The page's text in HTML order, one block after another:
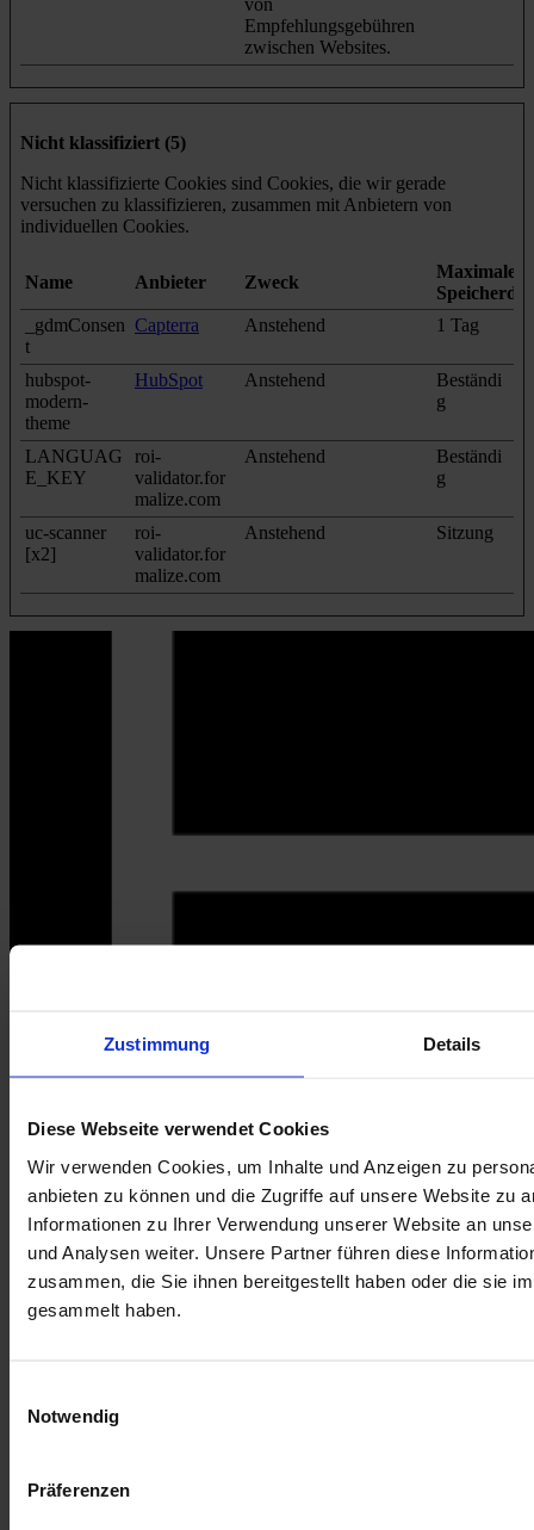
Zustimmung Details
Diese Webseite verwendet Cookies
Wir verwenden Cookies, um Inhalte und Anzeigen zu
anbieten zu können und die Zugriffe auf unsere Website zu
Informationen zu Ihrer Verwendung unserer Website an
und Analysen weiter. Unsere Partner führen diese
zusammen, die Sie ihnen bereitgestellt haben oder die sie
gesammelt haben.
Notwendig
Präferenzen
Empfehlungsgebühren
zwischen Websites.
Nicht klassifiziert (5)
Nicht klassifizierte Cookies sind Cookies, die wir gerade
versuchen zu klassifizieren, zusammen mit Anbietern von
individuellen Cookies.
Name Anbieter Zweck
Maximale
_gdmConsen
t
Capterra Anstehend 1 Tag
hubspot-
modern-
theme
HubSpot Anstehend
Beständi
g
LANGUAG
E_KEY
roi-
validator.for
malize.com
Anstehend
Beständi
g
uc-scanner
[x2]
roi-
validator.for
malize.com
Anstehend Sitzung